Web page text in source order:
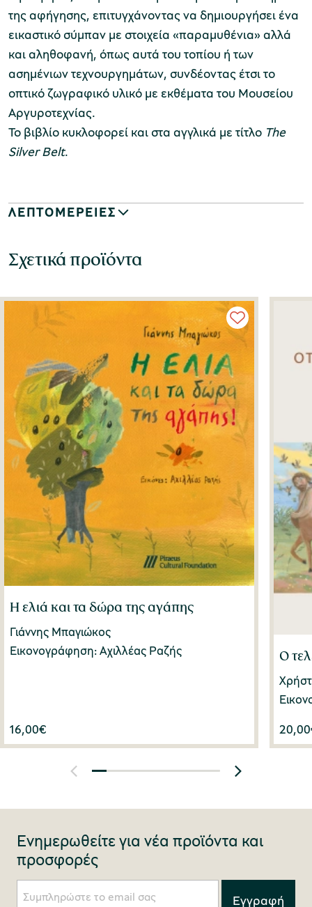
της αφήγησης, επιτυγχάνοντας να δημιουργήσει ένα
εικαστικό σύμπαν με στοιχεία «παραμυθένια»αλλά
και αληθοφανή, όπως αυτά του τοπίου ή των
ασημένιων τεχνουργημάτων, συνδέοντας έτσι το
οπτικό ζωγραφικό υλικό με εκθέματα του Μουσείου
Αργυροτεχνίας.
To βιβλίο κυκλοφορεί και στα αγγλικά με τίτλο The
Silver Belt.
ΛΕΠΤΟΜΕΡΕΙΕΣ
Σχετικά προϊόντα
Η ελιά και τα δώρα της αγάπης
Γιάννης Μπαγιώκος
Εικονογράφηση: Αχιλλέας Ραζής
16,00€
Ο
20,00
Ενημερωθείτε για νέα προϊόντα και
προσφορές